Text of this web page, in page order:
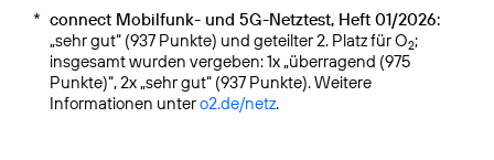
* connect Mobilfunk- und 5G-Netztest, Heft 01/2026:
„sehr gut“ (937 Punkte) und geteilter 2. Platz für O2;
insgesamt wurden vergeben: 1x „überragend (975
Punkte)“, 2x „sehr gut“ (937 Punkte). Weitere
Informationen untero2.de/netz.